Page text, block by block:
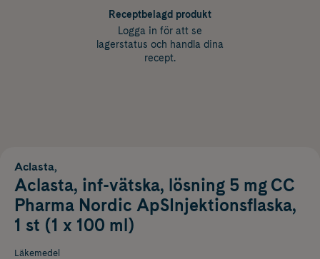
Receptbelagd produkt
Logga in för att se
lagerstatus och handla dina
recept.
Aclasta,
Aclasta, inf-vätska, lösning 5 mg CC
Pharma Nordic ApSInjektionsflaska,
1 st (1 x 100 ml)
Läkemedel